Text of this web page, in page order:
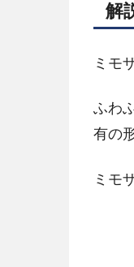
解
ミモ
ふわ
有の
ミモ